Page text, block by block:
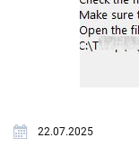
22.07.2025